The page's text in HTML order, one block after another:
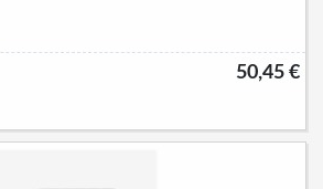
50,45 €